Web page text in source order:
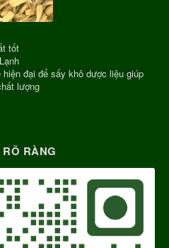
tốt
đại để sấy khô dược liệu giúp
lượng
RÀNG